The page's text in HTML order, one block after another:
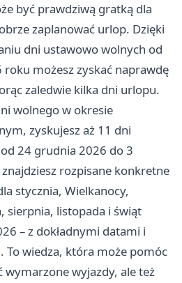
być prawdziwą gratką dla
zaplanować urlop. Dzięki
dni ustawowo wolnych od
roku możesz zyskać naprawdę
zaledwie kilka dni urlopu.
wolnego w okresie
zyskujesz aż 11 dni
24 grudnia 2026 do 3
rozpisane konkretne
stycznia, Wielkanocy,
sierpnia, listopada i świąt
– z dokładnymi datami i
To wiedza, która może pomóc
wymarzone wyjazdy, ale też